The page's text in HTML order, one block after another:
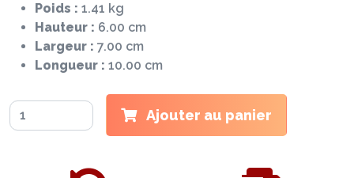
Poids : 1.41 kg
Hauteur : 6.00 cm
Largeur : 7.00 cm
Longueur : 10.00 cm
Ajouter au panier